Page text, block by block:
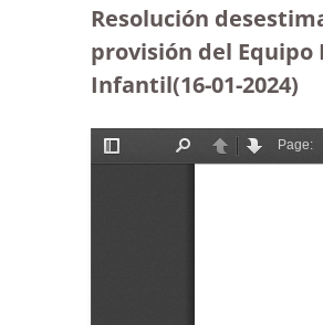
Resolución
provisión del
Infantil(16-01-2024)